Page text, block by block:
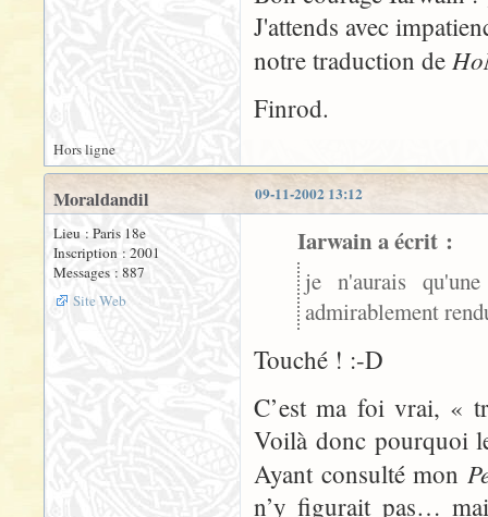
J'attends avec
notre traduction de
Finrod.
Hors ligne
09-11-2002 13:12
Moraldandil
Lieu : Paris 18e
Inscription : 2001
Messages : 887
Site Web
Iarwain a écrit :
je n'aurais
admirablement
Touché ! :-D
C’est ma foi vrai, «
Voilà donc pourquoi
Ayant consulté mon
n’y figurait pas…